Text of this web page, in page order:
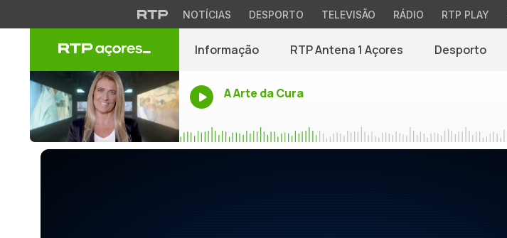
NOTÍCIAS DESPORTO TELEVISÃO RÁDIO RTP PLAY
Informação RTP Antena 1 Açores Desporto
A Arte da Cura